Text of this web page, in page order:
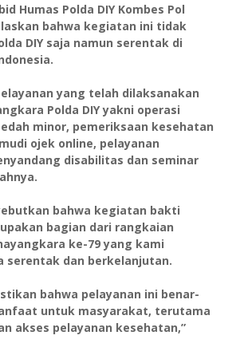
Humas Polda DIY Kombes Pol
bahwa kegiatan ini tidak
DIY saja namun serentak di
yang telah dilaksanakan
Polda DIY yakni operasi
minor, pemeriksaan kesehatan
ojek online, pelayanan
disabilitas dan seminar
bahwa kegiatan bakti
bagian dari rangkaian
ke-79 yang kami
serentak dan berkelanjutan.
bahwa pelayanan ini benar-
untuk masyarakat, terutama
akses pelayanan kesehatan,”